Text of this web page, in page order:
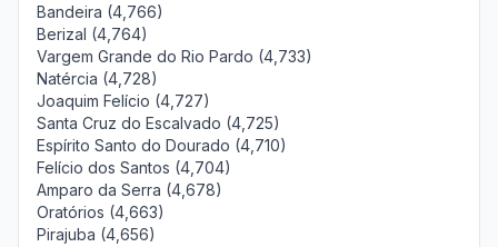
Bandeira (4,766)
Berizal (4,764)
Vargem Grande do Rio Pardo (4,733)
Natércia (4,728)
Joaquim Felício (4,727)
Santa Cruz do Escalvado (4,725)
Espírito Santo do Dourado (4,710)
Felício dos Santos (4,704)
Amparo da Serra (4,678)
Oratórios (4,663)
Pirajuba (4,656)